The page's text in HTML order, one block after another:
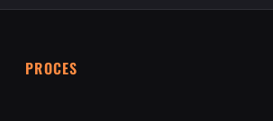
PROCES